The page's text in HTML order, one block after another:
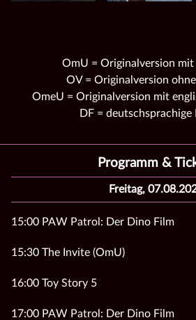
OmU = Originalversion
OV = Originalversion
OmeU = Originalversion mit
DF = deutschsprachige
Programm &
Freitag,
15:00 PAW Patrol: Der Dino Film
15:30 The Invite (OmU)
16:00 Toy Story 5
17:00 PAW Patrol: Der Dino Film